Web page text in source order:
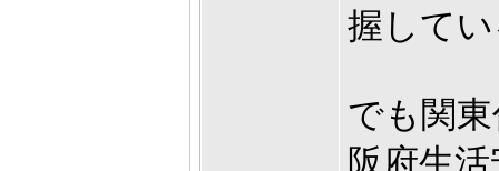
握して
でも関
阪府生